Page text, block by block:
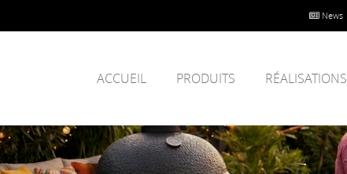
News
ACCUEIL PRODUITS RÉALISATIONS